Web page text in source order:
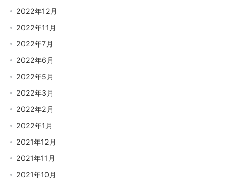
2022年12月
2022年11月
2022年7月
2022年6月
2022年5月
2022年3月
2022年2月
2022年1月
2021年12月
2021年11月
2021年10月